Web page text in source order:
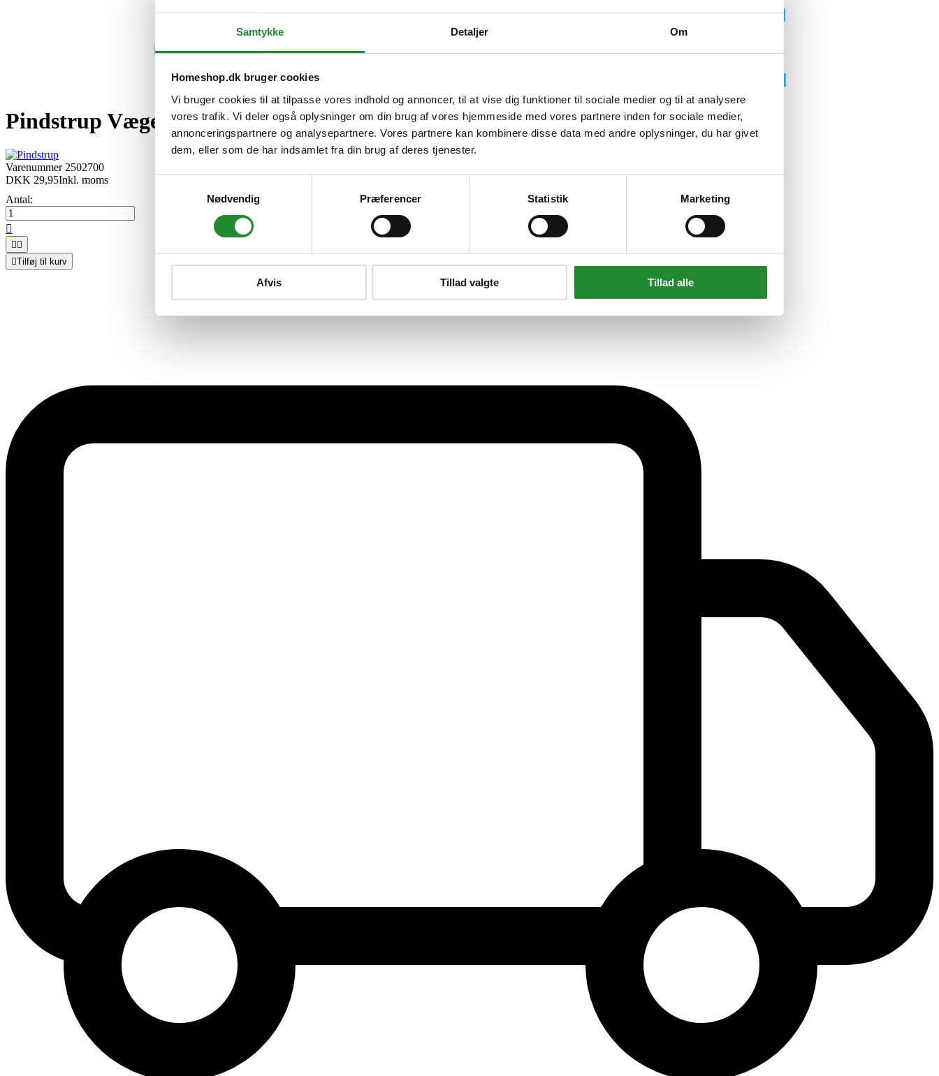
Samtykke Detaljer Om
Homeshop.dk bruger cookies
Vi bruger cookies til at tilpasse vores indhold og annoncer, til at vise dig funktioner til sociale medier og til at analysere
vores trafik. Vi deler også oplysninger om din brug af vores hjemmeside med vores partnere inden for sociale medier,
annonceringspartnere og analysepartnere. Vores partnere kan kombinere disse data med andre oplysninger, du har givet
dem, eller som de har indsamlet fra din brug af deres tjenester.
Nødvendig
Præferencer Statistik Marketing
Afvis Tillad valgte Tillad alle
Pindstrup Væge til selvandingskasse
Varenummer 2502700
DKK 29,95Inkl. moms
Antal:

 
Tilføj til kurv